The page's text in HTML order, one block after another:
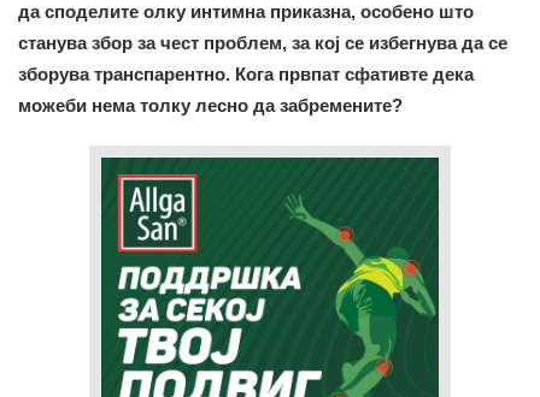
да споделите олку интимна приказна, особено што
станува збор за чест проблем, за кој се избегнува да се
зборува транспарентно. Кога првпат сфативте дека
можеби нема толку лесно да забремените?